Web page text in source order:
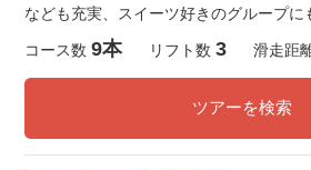
なども充実、スイーツ好きのグループに
コース数 9本 リフト数 3 滑走距
ツアーを検索